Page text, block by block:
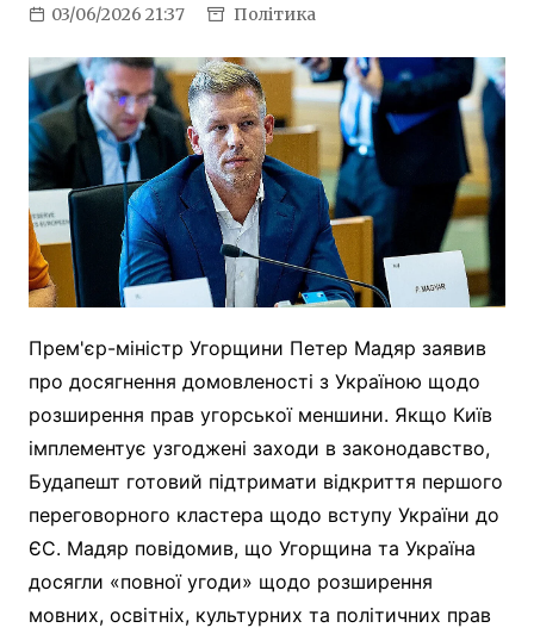
03/06/2026 21:37 Політика
Прем'єр-міністр Угорщини Петер Мадяр заявив
про досягнення домовленості з Україною щодо
розширення прав угорської меншини. Якщо Київ
імплементує узгоджені заходи в законодавство,
Будапешт готовий підтримати відкриття першого
переговорного кластера щодо вступу України до
ЄС. Мадяр повідомив, що Угорщина та Україна
досягли «повної угоди» щодо розширення
мовних, освітніх, культурних та політичних прав